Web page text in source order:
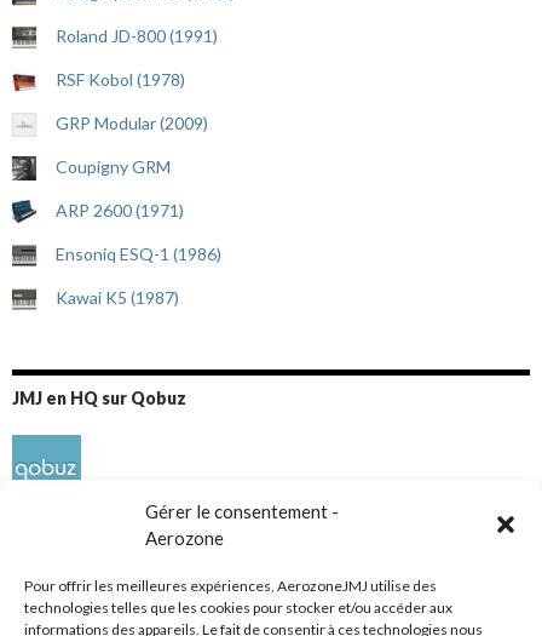
Gérer le consentement -
Aerozone
Pour offrir les meilleures expériences, AerozoneJMJ utilise des
technologies telles que les cookies pour stocker et/ou accéder aux
informations des appareils. Le fait de consentir à ces technologies nous
Roland JD-800 (1991)
RSF Kobol (1978)
GRP Modular (2009)
Coupigny GRM
ARP 2600 (1971)
Ensoniq ESQ-1 (1986)
Kawai K5 (1987)
JMJ en HQ sur Qobuz